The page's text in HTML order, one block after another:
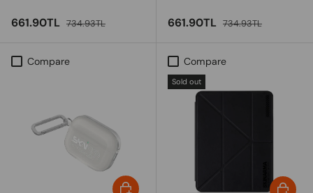
Sale price
661.90TL Regular price
734.93TL Sale price
661.90TL Regular price
734.93TL
Compare
Choose options
Compare
Sold out